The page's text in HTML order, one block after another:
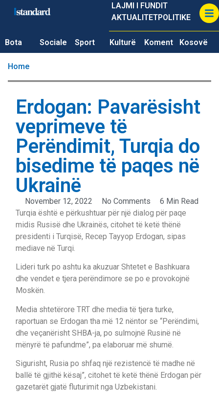
LAJMI I FUNDIT
AKTUALITETPOLITIKE
Bota Sociale Sport Kulturë Koment Kosovë
Home
Erdogan: Pavarësisht
veprimeve të
Perëndimit, Turqia do
bisedime të paqes në
Ukrainë
November 12, 2022 No Comments
6 Min Read
Turqia është e përkushtuar për një dialog për paqe
midis Rusisë dhe Ukrainës, citohet të ketë thënë
presidenti i Turqisë, Recep Tayyop Erdogan, sipas
mediave në Turqi.
Lideri turk po ashtu ka akuzuar Shtetet e Bashkuara
dhe vendet e tjera perëndimore se po e provokojnë
Moskën.
Media shtetërore TRT dhe media të tjera turke,
raportuan se Erdogan tha më 12 nëntor se “Perëndimi,
dhe veçanërisht SHBA-ja, po sulmojnë Rusinë në
mënyrë të pafundme”, pa elaboruar më shumë.
Sigurisht, Rusia po shfaq një rezistencë të madhe në
ballë të gjithë kësaj”, citohet të ketë thënë Erdogan për
gazetarët gjatë fluturimit nga Uzbekistani.